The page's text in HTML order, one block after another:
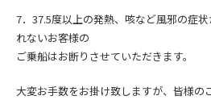
7． 37.5度以上の発熱、咳など風邪の症状
れないお客様の
ご乗船はお断りさせていただきます。
大変お手数をお掛け致しますが、皆様の